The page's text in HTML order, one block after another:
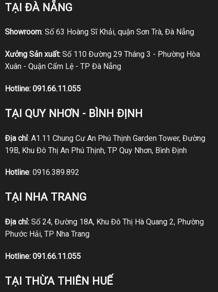
TẠI ĐÀ NẴNG
Showroom: Số 63 Hoàng Sĩ Khải, quận Sơn Trà, Đà Nẵng
Xưởng Sản xuất:Số 110 Đường 29 Tháng 3 - Phường Hòa
Xuân - Quận Cẩm Lệ - TP Đà Nẵng
Hotline: 091.66.11.055
TẠI QUY NHƠN - BÌNH ĐỊNH
Địa chỉ: A1.11 Chung Cư An Phú Thịnh Garden Tower, Đường
19B, Khu Đô Thị An Phú Thịnh, TP Quy Nhơn, Bình Định
Hotline: 0916.389.892
TẠI NHA TRANG
Địa chỉ:Số 24, Đường 18A, Khu Đô Thị Hà Quang 2, Phường
Phước Hải, TP Nha Trang
Hotline: 091.66.11.055
TẠI THỪA THIÊN HUẾ